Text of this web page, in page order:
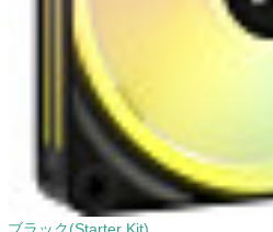
ブラック(Starter Kit)